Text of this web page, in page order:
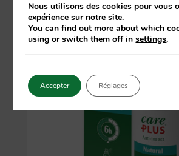
Nous utilisons des cookies pour vous
expérience sur notre site.
You can find out more about which
using or switch them off insettings.
Accepter Réglages